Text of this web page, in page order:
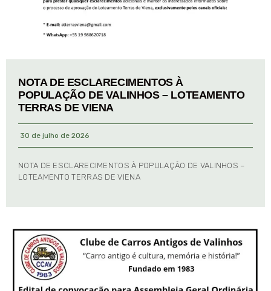
NOTA DE ESCLARECIMENTOS À
POPULAÇÃO DE VALINHOS – LOTEAMENTO
TERRAS DE VIENA
30 de julho de 2026
NOTA DE ESCLARECIMENTOS À POPULAÇÃO DE VALINHOS –
LOTEAMENTO TERRAS DE VIENA